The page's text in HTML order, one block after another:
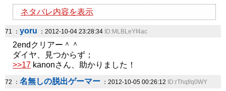
ネタバレ内容を表示
71 ： yoru ：2012-10-04 23:28:34 ID:MLBLeYf4ac
2endクリアー＾＾
ダイヤ、見つからず；
>>17 kanonさん、助かりました！
72 ： 名無しの脱出ゲーマー ：2012-10-05 00:26:12 ID:rThqf/q0WY